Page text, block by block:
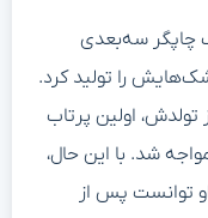
چاپگر سه‌بعدی
را تولید کرد.
و تیر ۱۳۹۸) و در روز تولدش، اولین پرتاب
شد. با این حال،
او توانست پس از